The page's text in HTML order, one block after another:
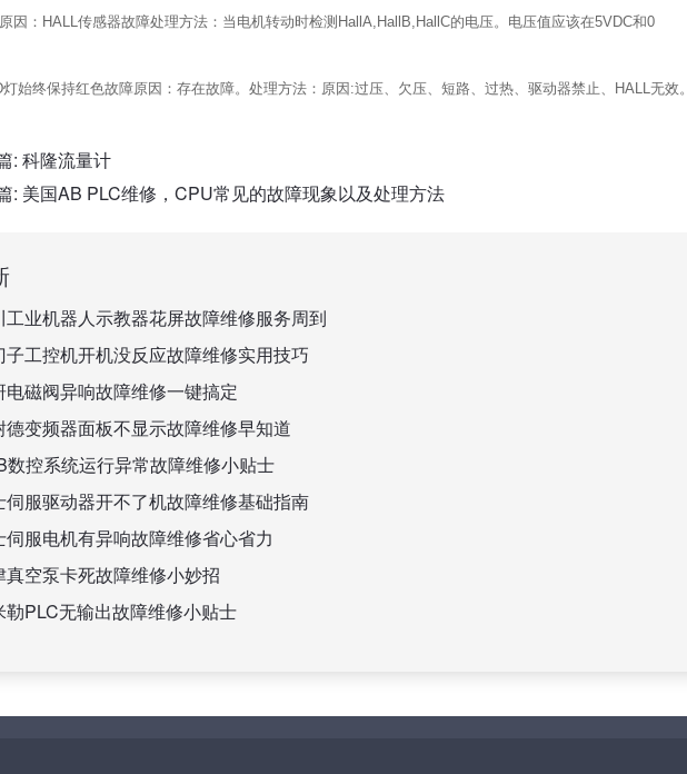
因：HALL传感器故障处理方法：当电机转动时检测HallA,HallB,HallC的电压。电压值应该在5VDC和0
始终保持红色故障原因：存在故障。处理方法：原因:过压、欠压、短路、过热、驱动器禁止、HALL无效。
: 科隆流量计
: 美国AB PLC维修，CPU常见的故障现象以及处理方法
工业机器人示教器花屏故障维修服务周到
子工控机开机没反应故障维修实用技巧
电磁阀异响故障维修一键搞定
德变频器面板不显示故障维修早知道
数控系统运行异常故障维修小贴士
伺服驱动器开不了机故障维修基础指南
伺服电机有异响故障维修省心省力
真空泵卡死故障维修小妙招
勒PLC无输出故障维修小贴士